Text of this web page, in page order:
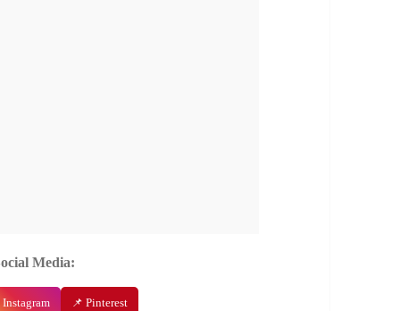
Media:
Instagram 📌 Pinterest